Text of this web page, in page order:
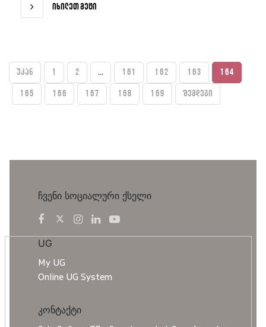
იხილეთ მეტი
უკან 1 2 ... 161 162 163 164
165 166 167 168 169 შემდეგი
ჩვენი სოციალური ქსელი
UG
My UG
Online UG System
კონტაქტი